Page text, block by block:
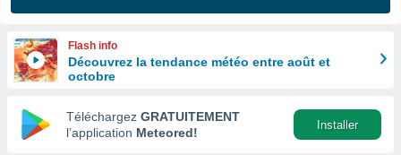
en
Flash info
Découvrez la tendance météo entre août et
octobre
Téléchargez GRATUITEMENT
l’application Meteored!
Installer